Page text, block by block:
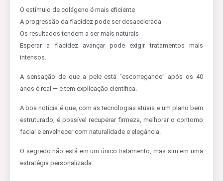
O estímulo de colágeno é mais eficiente
A progressão da flacidez pode ser desacelerada
Os resultados tendem a ser mais naturais
Esperar a flacidez avançar pode exigir tratamentos mais
intensos.
A sensação de que a pele está “escorregando” após os 40
anos é real — e tem explicação científica.
A boa notícia é que, com as tecnologias atuais e um plano bem
estruturado, é possível recuperar firmeza, melhorar o contorno
facial e envelhecer com naturalidade e elegância.
O segredo não está em um único tratamento, mas sim em uma
estratégia personalizada.